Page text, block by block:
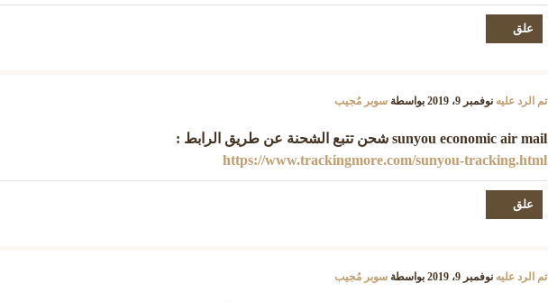
تم الرد عليه نوفمبر 9، 2019 بواسطةسوبر مُجيب
sunyou economic air mail شحن تتبع الشحنة عن طريق الرابط :
https://www.trackingmore.com/sunyou-tracking.html
تم الرد عليه نوفمبر 9، 2019 بواسطةسوبر مُجيب